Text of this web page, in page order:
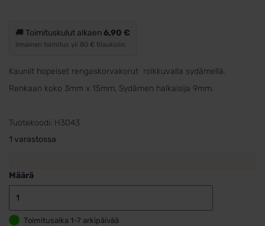
🚚 Toimituskulut alkaen6,90 €
Ilmainen toimitus yli 80 € tilauksiin.
Kauniit hopeiset rengaskorvakorut roikkuvalla sydämellä.
Renkaan koko 3mm x 15mm, Sydämen halkaisija 9mm.
Tuotekoodi: H3043
1 varastossa
Määrä
Toimitusaika 1-7 arkipäivää